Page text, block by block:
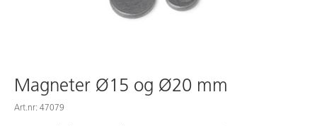
Magneter Ø15 og Ø20 mm
Art.nr: 47079